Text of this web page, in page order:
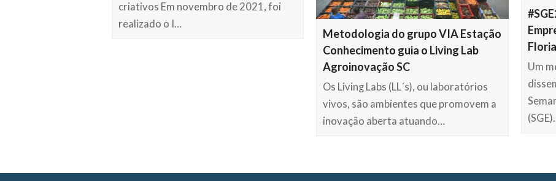
criativos Em novembro de 2021, foi
realizado o I…
Metodologia do grupo VIA Estação
Conhecimento guia o Living Lab
Agroinovação SC
Os Living Labs (LL´s), ou laboratórios
vivos, são ambientes que promovem a
inovação aberta atuando…
Um